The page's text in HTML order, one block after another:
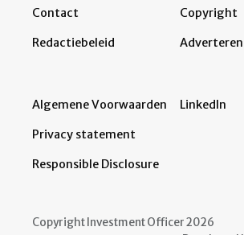
Contact
Redactiebeleid
Copyright
Adverteren
Algemene Voorwaarden
Privacy statement
Responsible Disclosure
LinkedIn
Copyright Investment Officer 2026